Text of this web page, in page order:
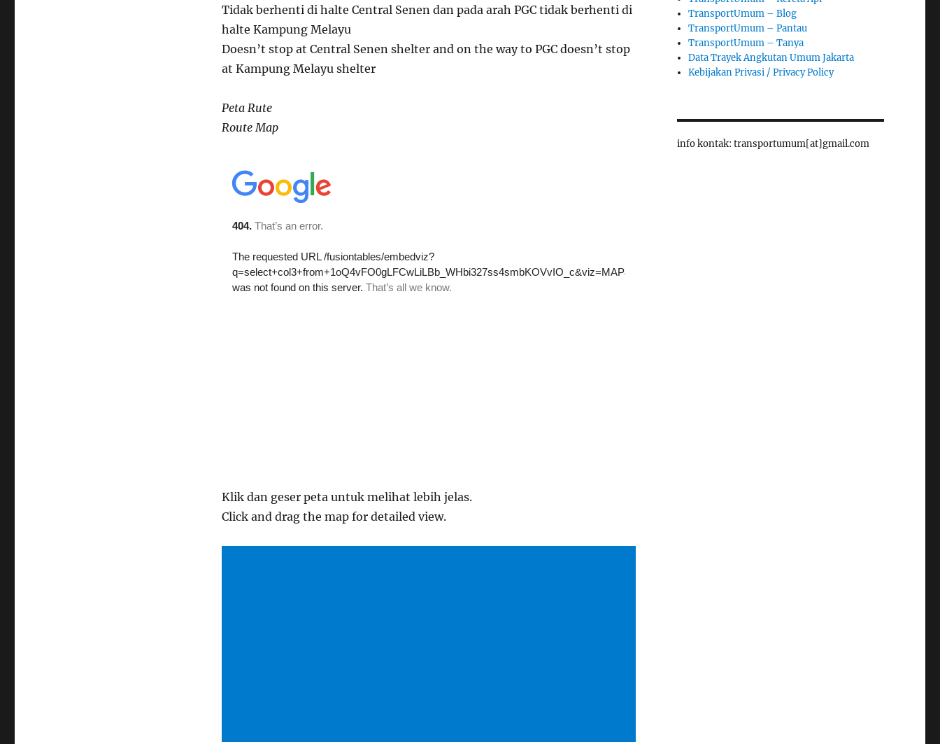
Tidak berhenti di halte Central Senen dan pada arah PGC tidak berhenti di
halte Kampung Melayu
Doesn’t stop at Central Senen shelter and on the way to PGC doesn’t stop
at Kampung Melayu shelter
Peta Rute
Route Map
Klik dan geser peta untuk melihat lebih jelas.
Click and drag the map for detailed view.
TransportUmum – Blog
TransportUmum – Pantau
TransportUmum – Tanya
Data Trayek Angkutan Umum Jakarta
Kebijakan Privasi / Privacy Policy
info kontak: transportumum[at]gmail.com